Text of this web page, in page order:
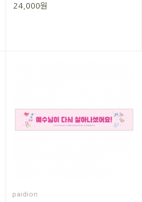
24,000원
paidion